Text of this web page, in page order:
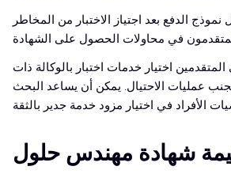
الدفع بعد اجتياز الاختبار من المخاطر
اختيار خدمات اختبار بالوكالة ذات
عمليات الاحتيال. يمكن أن يساعد البحث